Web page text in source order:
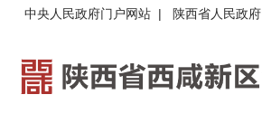
中央人民政府门户网站 | 陕西省人民政府